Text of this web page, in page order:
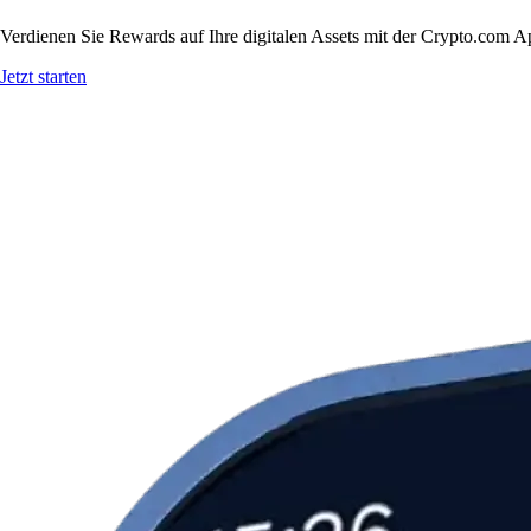
Verdienen Sie Rewards auf Ihre digitalen Assets mit der Crypto.com
Jetzt starten